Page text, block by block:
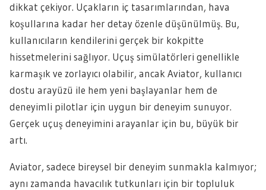
dikkat çekiyor. Uçakların iç tasarımlarından, hava
koşullarına kadar her detay özenle düşünülmüş. Bu,
kullanıcıların kendilerini gerçek bir kokpitte
hissetmelerini sağlıyor. Uçuş simülatörleri genellikle
karmaşık ve zorlayıcı olabilir, ancak Aviator, kullanıcı
dostu arayüzü ile hem yeni başlayanlar hem de
deneyimli pilotlar için uygun bir deneyim sunuyor.
Gerçek uçuş deneyimini arayanlar için bu, büyük bir
artı.
Aviator, sadece bireysel bir deneyim sunmakla kalmıyor;
aynı zamanda havacılık tutkunları için bir topluluk